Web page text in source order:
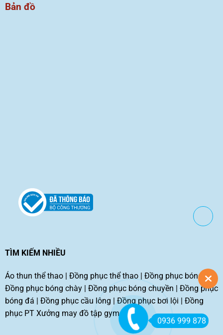
Bản đồ
TÌM KIẾM NHIỀU
Áo thun thể thao| Đồng phục thể thao| Đồng phục bóng rổ|
Đồng phục bóng chày| Đồng phục bóng chuyền | Đồng phục
bóng đá | Đồng phục cầu lông | Đồng phục bơi lội | Đồng
phục PT Xưởng may đồ tập gym tphcm
0936 999 878